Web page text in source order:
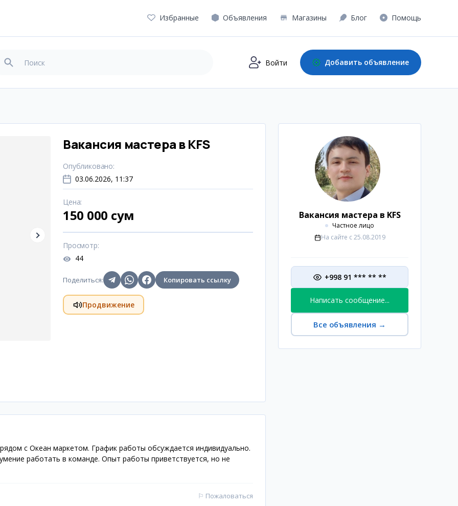
Избранные Объявления Магазины Блог Помощь
Войти Добавить объявление
Вакансия мастера в KFS
Опубликовано:
03.06.2026, 11:37
Цена:
150 000 сум
Просмотр:
44
Поделиться: Копировать ссылку
Продвижение
с Океан маркетом. График работы обсуждается индивидуально.
работать в команде. Опыт работы приветствуется, но не
⚐ Пожаловаться
Вакансия мастера в KFS
Частное лицо
На сайте с 25.08.2019
+998 91 *** ** **
Написать сообщение...
Все объявления →